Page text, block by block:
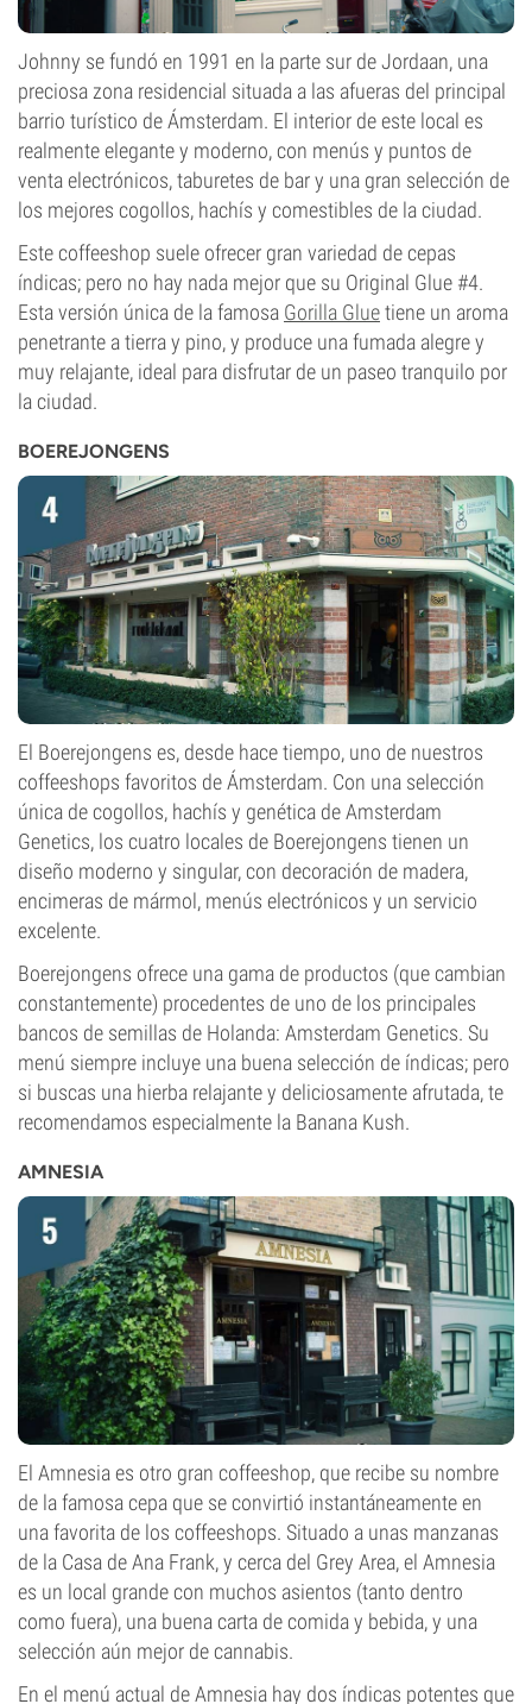
Johnny se fundó en 1991 en la parte sur de Jordaan, una
preciosa zona residencial situada a las afueras del principal
barrio turístico de Ámsterdam. El interior de este local es
realmente elegante y moderno, con menús y puntos de
venta electrónicos, taburetes de bar y una gran selección de
los mejores cogollos, hachís y comestibles de la ciudad.
Este coffeeshop suele ofrecer gran variedad de cepas
índicas; pero no hay nada mejor que su Original Glue #4.
Esta versión única de la famosa Gorilla Gluetiene un aroma
penetrante a tierra y pino, y produce una fumada alegre y
muy relajante, ideal para disfrutar de un paseo tranquilo por
la ciudad.
BOEREJONGENS
El Boerejongens es, desde hace tiempo, uno de nuestros
coffeeshops favoritos de Ámsterdam. Con una selección
única de cogollos, hachís y genética de Amsterdam
Genetics, los cuatro locales de Boerejongens tienen un
diseño moderno y singular, con decoración de madera,
encimeras de mármol, menús electrónicos y un servicio
excelente.
Boerejongens ofrece una gama de productos (que cambian
constantemente) procedentes de uno de los principales
bancos de semillas de Holanda: Amsterdam Genetics. Su
menú siempre incluye una buena selección de índicas; pero
si buscas una hierba relajante y deliciosamente afrutada, te
recomendamos especialmente la Banana Kush.
AMNESIA
El Amnesia es otro gran coffeeshop, que recibe su nombre
de la famosa cepa que se convirtió instantáneamente en
una favorita de los coffeeshops. Situado a unas manzanas
de la Casa de Ana Frank, y cerca del Grey Area, el Amnesia
es un local grande con muchos asientos (tanto dentro
como fuera), una buena carta de comida y bebida, y una
selección aún mejor de cannabis.
En el menú actual de Amnesia hay dos índicas potentes que